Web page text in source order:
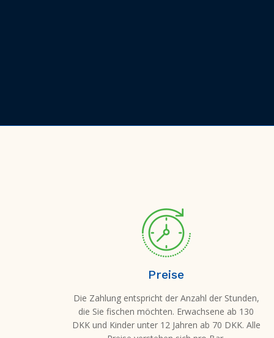
Preise
Die Zahlung entspricht der Anzahl der Stunden,
die Sie fischen möchten. Erwachsene ab 130
DKK und Kinder unter 12 Jahren ab 70 DKK. Alle